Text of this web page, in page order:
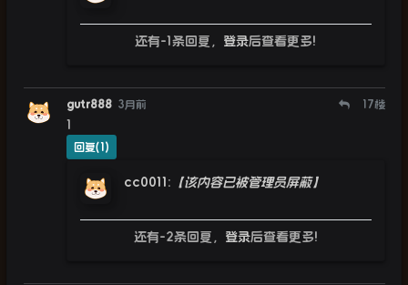
还有-1条回复， 登录后查看更多!
gutr888 3月前 17楼
1
回复(1)
cc0011 : 【该内容已被管理员屏蔽】
还有-2条回复， 登录后查看更多!